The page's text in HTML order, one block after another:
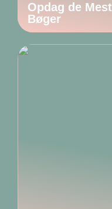
Opdag de
Bøger